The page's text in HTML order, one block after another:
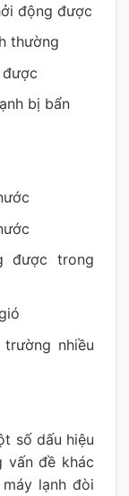
động được
thường
bị bẩn
được trong
nhiều
số dấu hiệu
vấn đề khác
lạnh đòi